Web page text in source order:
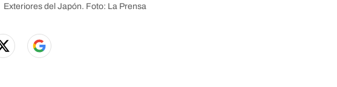
Exteriores del Japón. Foto: La Prensa